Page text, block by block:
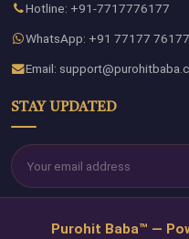
Hotline: +91-7717776177
WhatsApp: +91 77177 76177
Email:
STAY UPDATED
Purohit Baba™ —